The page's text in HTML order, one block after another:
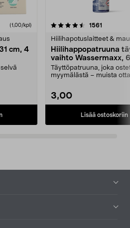
(1,00/kpl)
cm, 4
1561
Hiilihapotuslaitteet &
Hiilihappopatruuna
vaihto Wassermaxx,
Täyttöpatruuna, joka
myymälästä – muista
3,00
Lisää ostoskoriin
4.5viidestä